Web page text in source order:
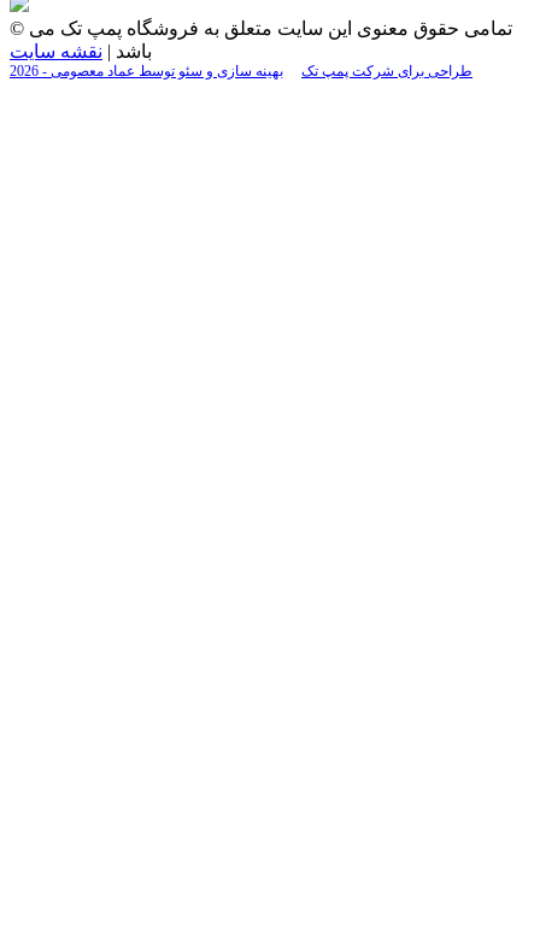
© تمامی حقوق معنوی این سایت متعلق به فروشگاه پمپ تک می
باشد | نقشه سایت
2026 - طراحی برای شرکت پمپ تک بهینه سازی و سئو توسط عماد معصومی